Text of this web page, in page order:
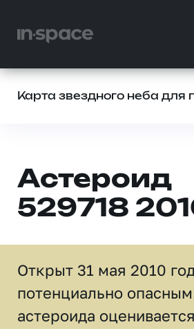
Карта звездного неба для
Астероид
529718
Открыт 31 мая 2010
потенциально
астероида